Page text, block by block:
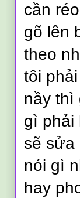
cần
gõ lên
theo
tôi
nầy thì
gì phải
sẽ sửa
nói gì
hay